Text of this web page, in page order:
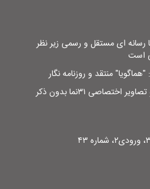
ای مستقل و رسمی زیر نظر
است
منتقد و روزنامه نگار
استفاده از هریک از مطالب و تصاویر اختصاصی ۳۱نما بدون ذکر